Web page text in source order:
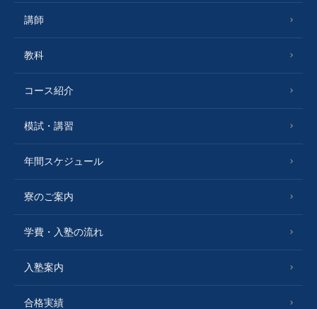
講師
教科
コース紹介
模試・講習
年間スケジュール
寮のご案内
学費・入塾の流れ
入塾案内
合格実績